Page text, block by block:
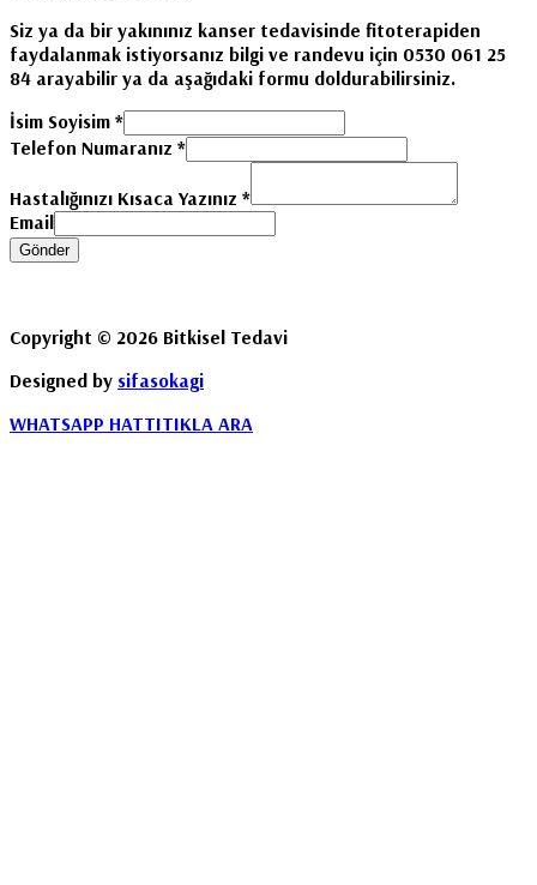
Siz ya da bir yakınınız kanser tedavisinde fitoterapiden
faydalanmak istiyorsanız bilgi ve randevu için 0530 061 25
84 arayabilir ya da aşağıdaki formu doldurabilirsiniz.
İsim Soyisim *
Telefon Numaranız *
Hastalığınızı Kısaca Yazınız *
Email
Gönder
Copyright © 2026 Bitkisel Tedavi
Designed by sifasokagi
WHATSAPP HATTITIKLA ARA